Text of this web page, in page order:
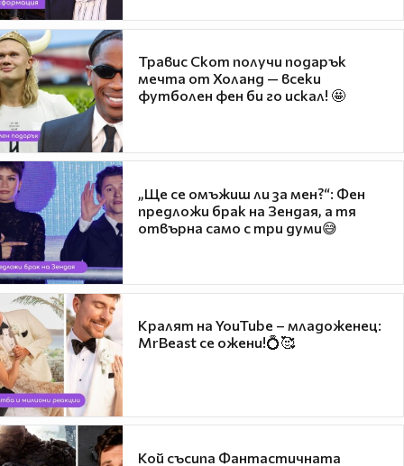
Травис Скот получи подарък
мечта от Холанд — всеки
футболен фен би го искал! 🤩
„Ще се омъжиш ли за мен?“: Фен
предложи брак на Зендая, а тя
отвърна само с три думи😅
Кралят на YouTube – младоженец:
MrBeast се ожени!💍🥰
Кой съсипа Фантастичната